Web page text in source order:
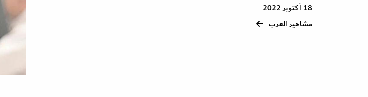
18 أكتوبر 2022
مشاهير العرب